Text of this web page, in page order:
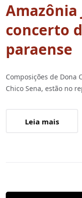
Amazônia
concerto
paraense
Composições de Dona
Chico Sena, estão no
Leia mais